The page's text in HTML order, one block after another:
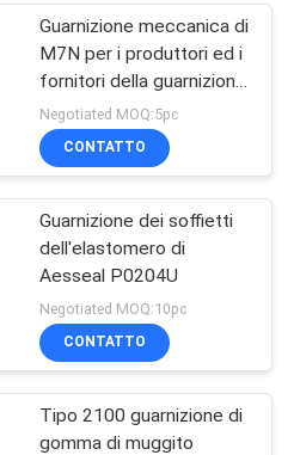
Guarnizione meccanica di
M7N per i produttori ed i
fornitori della guarnizione
della primavera di Wave
della pompa
Negotiated MOQ:5pc
CONTATTO
Guarnizione dei soffietti
dell'elastomero di
Aesseal P0204U
Negotiated MOQ:10pc
CONTATTO
Tipo 2100 guarnizione di
gomma di muggito